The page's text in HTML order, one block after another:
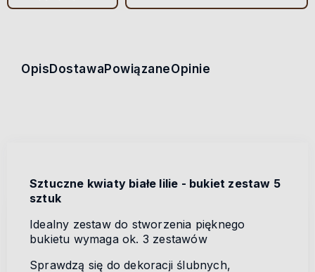
Opis Dostawa PowiązaneOpinie
Sztuczne kwiaty białe lilie - bukiet zestaw 5
sztuk
Idealny zestaw do stworzenia pięknego
bukietu wymaga ok. 3 zestawów
Sprawdzą się do dekoracji ślubnych,